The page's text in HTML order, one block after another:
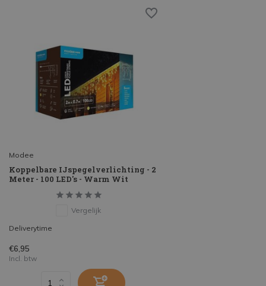
Modee
Koppelbare IJspegelverlichting - 2
Meter - 100 LED's - Warm Wit
Vergelijk
Deliverytime
€6,95
Incl. btw